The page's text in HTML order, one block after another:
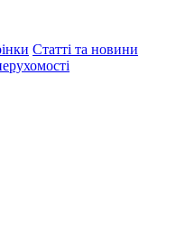
Статті та новини